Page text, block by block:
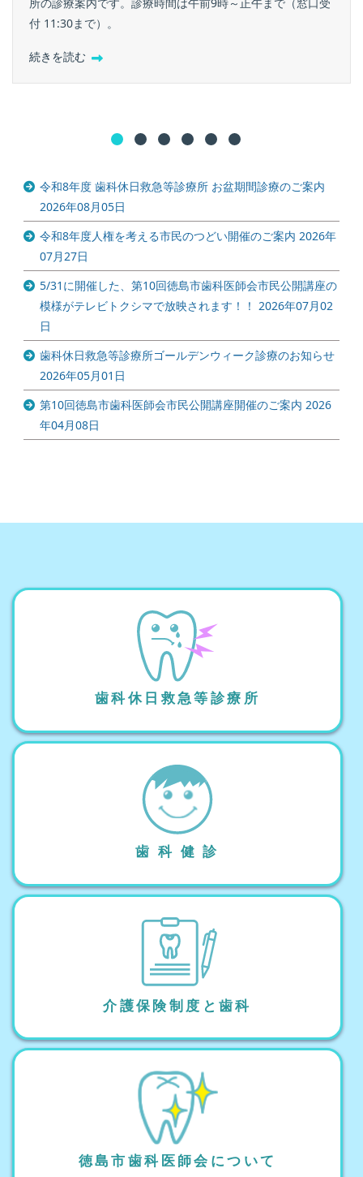
付 11:30まで）。
続きを読む
令和8年度 歯科休日救急等診療所 お盆期間診療のご案内
2026年08月05日
令和8年度人権を考える市民のつどい開催のご案内 2026年
07月27日
5/31に開催した、第10回徳島市歯科医師会市民公開講座の
模様がテレビトクシマで放映されます！！ 2026年07月02
日
歯科休日救急等診療所ゴールデンウィーク診療のお知らせ
2026年05月01日
第10回徳島市歯科医師会市民公開講座開催のご案内 2026
年04月08日
歯科休日救急等診療所
歯 科 健 診
介護保険制度と歯科
徳島市歯科医師会について